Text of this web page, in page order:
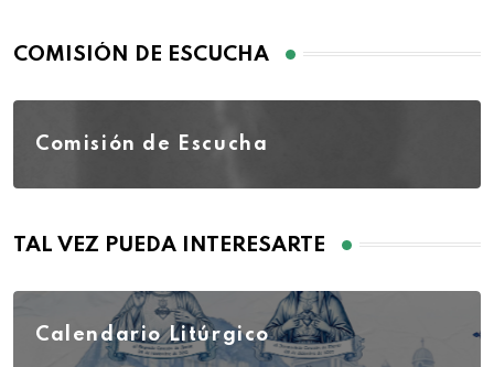
COMISIÓN DE ESCUCHA
Comisión de Escucha
TAL VEZ PUEDA INTERESARTE
Calendario Litúrgico